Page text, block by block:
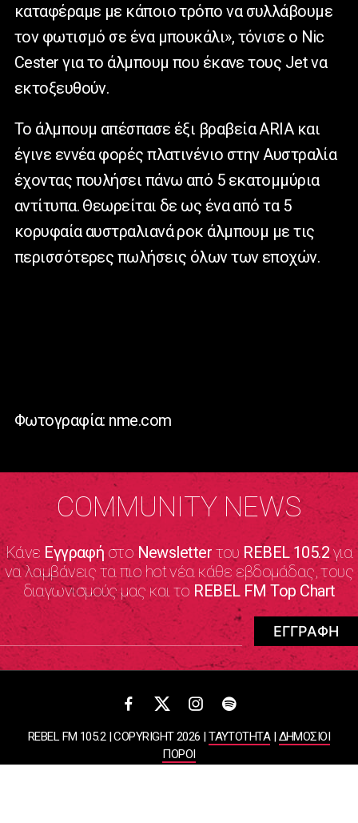
καταφέραμε με κάποιο τρόπο να συλλάβουμε
τον φωτισμό σε ένα μπουκάλι», τόνισε ο Nic
Cester για το άλμπουμ που έκανε τους Jet να
εκτοξευθούν.
Το άλμπουμ απέσπασε έξι βραβεία ARIA και
έγινε εννέα φορές πλατινένιο στην Αυστραλία
έχοντας πουλήσει πάνω από 5 εκατομμύρια
αντίτυπα. Θεωρείται δε ως ένα από τα 5
κορυφαία αυστραλιανά ροκ άλμπουμ με τις
περισσότερες πωλήσεις όλων των εποχών.
Φωτογραφία: nme.com
COMMUNITY NEWS
Κάνε Εγγραφήστο NewsletterτουREBEL 105.2για
να λαμβάνεις τα πιο hot νέα κάθε εβδομάδας, τους
διαγωνισμούς μας και το REBEL FM Top Chart
REBEL FM 105.2 | COPYRIGHT 2026 |ΤΑΥΤΟΤΗΤΑ|ΔΗΜΟΣΙΟΙ
ΠΟΡΟΙ